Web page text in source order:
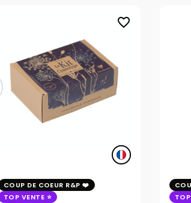
favorite_border
COUP DE COEUR R&P
TOP VENTE